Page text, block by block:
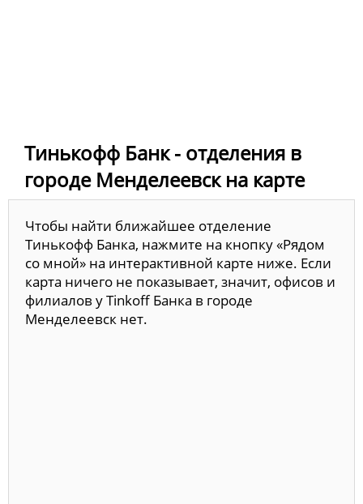
Тинькофф Банк - отделения в
городе Менделеевск на карте
Чтобы найти ближайшее отделение
Тинькофф Банка, нажмите на кнопку «Рядом
со мной» на интерактивной карте ниже. Если
карта ничего не показывает, значит, офисов и
филиалов у Tinkoff Банка в городе
Менделеевск нет.